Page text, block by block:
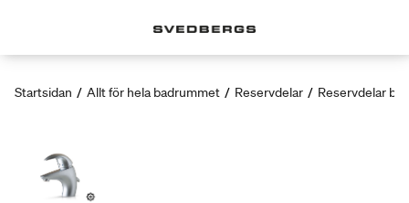
Startsidan / Allt för hela badrummet / Reservdelar / Reservdelar